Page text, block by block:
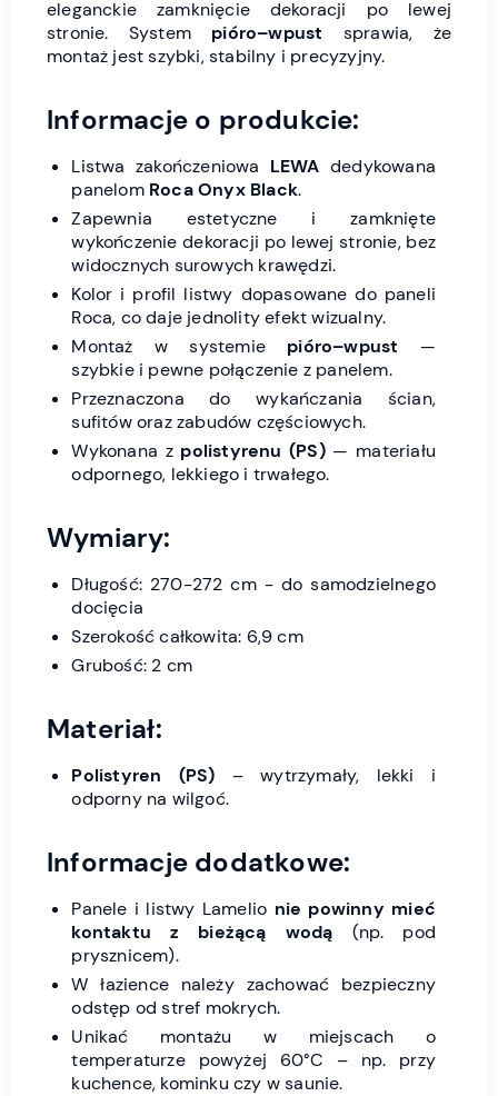
eleganckie zamknięcie dekoracji po lewej
stronie. System pióro–wpust sprawia, że
montaż jest szybki, stabilny i precyzyjny.
Informacje o produkcie:
Listwa zakończeniowa LEWA dedykowana
panelom Roca Onyx Black.
Zapewnia estetyczne i zamknięte
wykończenie dekoracji po lewej stronie, bez
widocznych surowych krawędzi.
Kolor i profil listwy dopasowane do paneli
Roca, co daje jednolity efekt wizualny.
Montaż w systemie pióro–wpust —
szybkie i pewne połączenie z panelem.
Przeznaczona do wykańczania ścian,
sufitów oraz zabudów częściowych.
Wykonana z polistyrenu (PS)— materiału
odpornego, lekkiego i trwałego.
Wymiary:
Długość: 270-272 cm - do samodzielnego
docięcia
Szerokość całkowita: 6,9 cm
Grubość: 2 cm
Materiał:
Polistyren (PS) – wytrzymały, lekki i
odporny na wilgoć.
Informacje dodatkowe:
Panele i listwy Lamelio nie powinny mieć
kontaktu z bieżącą wodą (np. pod
prysznicem).
W łazience należy zachować bezpieczny
odstęp od stref mokrych.
Unikać montażu w miejscach o
temperaturze powyżej 60°C – np. przy
kuchence, kominku czy w saunie.